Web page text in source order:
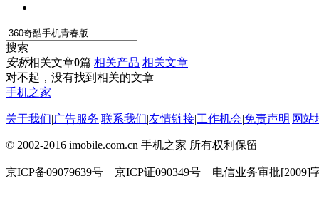
搜索
安桥相关文章0篇 相关产品 相关文章
对不起，没有找到相关的文章
手机之家
关于我们|广告服务|联系我们|友情链接|工作机会|免责声明|网站
© 2002-2016 imobile.com.cn 手机之家 所有权利保留
京ICP备09079639号 京ICP证090349号 电信业务审批[2009]